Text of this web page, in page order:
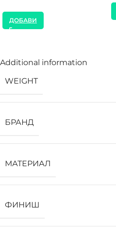
ДОБАВИ
Additional information
WEIGHT
БРАНД
МАТЕРИАЛ
ФИНИШ